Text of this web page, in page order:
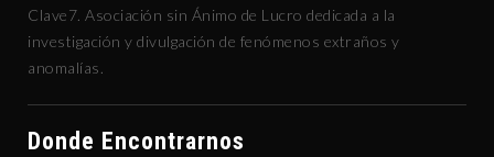
Clave7. Asociación sin Ánimo de Lucro dedicada a la
investigación y divulgación de fenómenos extraños y
anomalías.
Donde Encontrarnos